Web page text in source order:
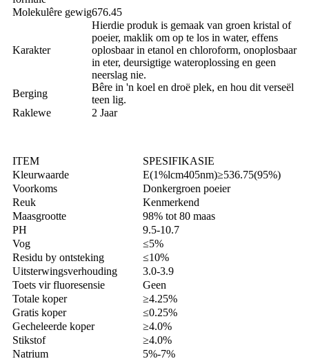
Molekulêre gewig676.45
Karakter
Hierdie produk is gemaak van groen kristal of
poeier, maklik om op te los in water, effens
oplosbaar in etanol en chloroform, onoplosbaar
in eter, deursigtige wateroplossing en geen
neerslag nie.
Berging
Bêre in 'n koel en droë plek, en hou dit verseël
teen lig.
Raklewe
2 Jaar
ITEM
SPESIFIKASIE
Kleurwaarde
E(1%lcm405nm)≥536.75(95%)
Voorkoms
Donkergroen poeier
Reuk
Kenmerkend
Maasgrootte
98% tot 80 maas
PH
9.5-10.7
Vog
≤5%
Residu by ontsteking
≤10%
Uitsterwingsverhouding
3.0-3.9
Toets vir fluoresensie
Geen
Totale koper
≥4.25%
Gratis koper
≤0.25%
Gecheleerde koper
≥4.0%
Stikstof
≥4.0%
Natrium
5%-7%